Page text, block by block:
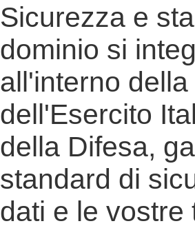
Sicurezza e
dominio si
all'interno
dell'Esercito
della Difesa,
standard di
dati e le vostre